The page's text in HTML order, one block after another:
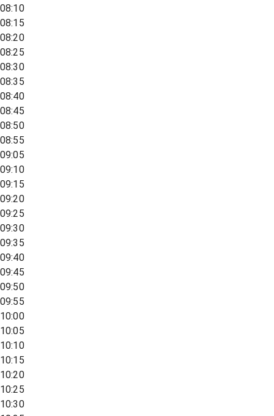
08:10
08:15
08:20
08:25
08:30
08:35
08:40
08:45
08:50
08:55
09:05
09:10
09:15
09:20
09:25
09:30
09:35
09:40
09:45
09:50
09:55
10:00
10:05
10:10
10:15
10:20
10:25
10:30